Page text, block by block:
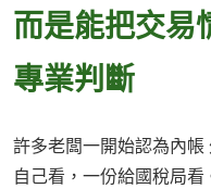
而是能把交易
專業判斷
許多老闆一開始認為內
自己看，一份給國稅局